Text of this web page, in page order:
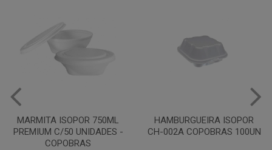
HAMBURGUEIRA ISOPOR
CH-002A COPOBRAS 100UN
CAIXA PARDA PIZZA N30
OITAVADA BALUARTE C/10